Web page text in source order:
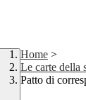
Home >
Le carte della
Patto di